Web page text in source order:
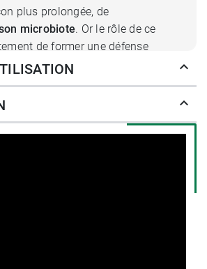
plus prolongée, de
microbiote. Or le rôle de ce
de former une défense
les agents pathogènes et de
permet une application sur